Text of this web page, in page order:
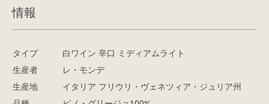
情報
タイプ
白ワイン 辛口 ミディアムライト
生産者
レ・モンデ
生産地
イタリア フリウリ・ヴェネツィア・ジュリア州